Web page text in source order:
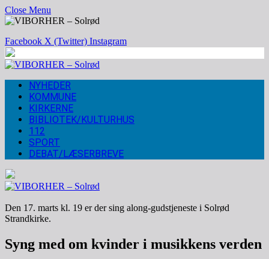
Close Menu
Facebook X (Twitter) Instagram
NYHEDER
KOMMUNE
KIRKERNE
BIBLIOTEK/KULTURHUS
112
SPORT
DEBAT/LÆSERBREVE
Den 17. marts kl. 19 er der sing along-gudstjeneste i Solrød
Strandkirke.
Syng med om kvinder i musikkens verden